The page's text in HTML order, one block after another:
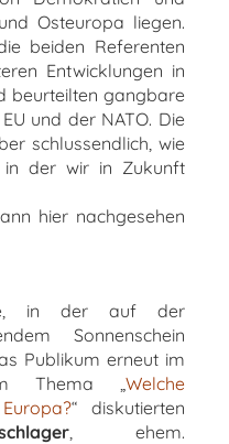
Osteuropa liegen.
beiden Referenten
Entwicklungen in
beurteilten gangbare
und der NATO. Die
schlussendlich, wie
in der wir in Zukunft
hier nachgesehen
in der auf der
Sonnenschein
Publikum erneut im
Thema „Welche
“ diskutierten
, ehem.